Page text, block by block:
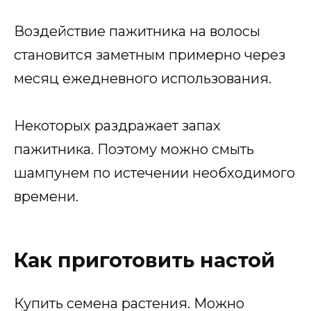
Воздействие пажитника на волосы
становится заметным примерно через
месяц ежедневного использования.
Некоторых раздражает запах
пажитника. Поэтому можно смыть
шампунем по истечении необходимого
времени.
Как приготовить настой
Купить семена растения. Можно